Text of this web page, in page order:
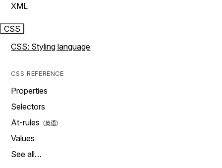
XML
CSS
CSS: Styling language
CSS REFERENCE
Properties
Selectors
At-rules
Values
See all…